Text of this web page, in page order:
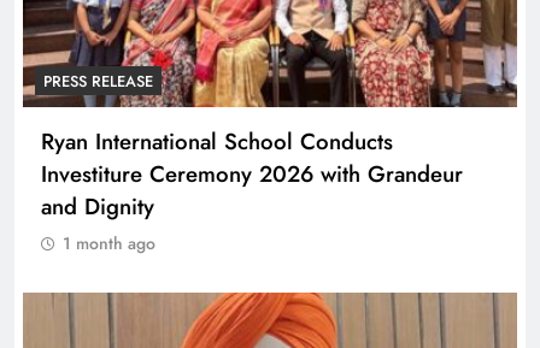
PRESS RELEASE
Ryan International School Conducts
Investiture Ceremony 2026 with Grandeur
and Dignity
1 month ago